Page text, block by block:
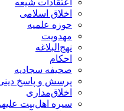
اعتقادات شیعه
اخلاق اسلامی
حوزه علمیه
مهدویت
نهج‌البلاغه
احکام
صحیفه سجادیه
پرسش و پاسخ
اخلاق‌مداری
سیره اهل‌بیت